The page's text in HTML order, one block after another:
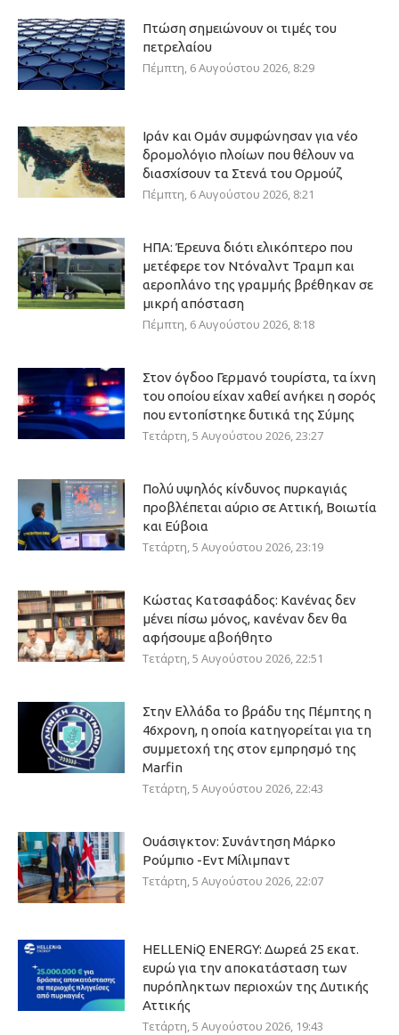
Πτώση σημειώνουν οι τιμές του
πετρελαίου
Πέμπτη, 6 Αυγούστου 2026, 8:29
Ιράν και Ομάν συμφώνησαν για νέο
δρομολόγιο πλοίων που θέλουν να
διασχίσουν τα Στενά του Ορμούζ
Πέμπτη, 6 Αυγούστου 2026, 8:21
ΗΠΑ: Έρευνα διότι ελικόπτερο που
μετέφερε τον Ντόναλντ Τραμπ και
αεροπλάνο της γραμμής βρέθηκαν σε
μικρή απόσταση
Πέμπτη, 6 Αυγούστου 2026, 8:18
Στον όγδοο Γερμανό τουρίστα, τα ίχνη
του οποίου είχαν χαθεί ανήκει η σορός
που εντοπίστηκε δυτικά της Σύμης
Τετάρτη, 5 Αυγούστου 2026, 23:27
Πολύ υψηλός κίνδυνος πυρκαγιάς
προβλέπεται αύριο σε Αττική, Βοιωτία
και Εύβοια
Τετάρτη, 5 Αυγούστου 2026, 23:19
Κώστας Κατσαφάδος: Κανένας δεν
μένει πίσω μόνος, κανέναν δεν θα
αφήσουμε αβοήθητο
Τετάρτη, 5 Αυγούστου 2026, 22:51
Στην Ελλάδα το βράδυ της Πέμπτης η
46χρονη, η οποία κατηγορείται για τη
συμμετοχή της στον εμπρησμό της
Marfin
Τετάρτη, 5 Αυγούστου 2026, 22:43
Ουάσιγκτον: Συνάντηση Μάρκο
Ρούμπιο -Εντ Μίλιμπαντ
Τετάρτη, 5 Αυγούστου 2026, 22:07
HELLENiQ ENERGY: Δωρεά 25 εκατ.
ευρώ για την αποκατάσταση των
πυρόπληκτων περιοχών της Δυτικής
Αττικής
Τετάρτη, 5 Αυγούστου 2026, 19:43